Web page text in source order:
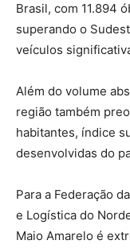
Brasil, com 11.894
superando o
veículos
Além do volume
região também
habitantes, índice
desenvolvidas do
Para a Federação
e Logística do
Maio Amarelo é